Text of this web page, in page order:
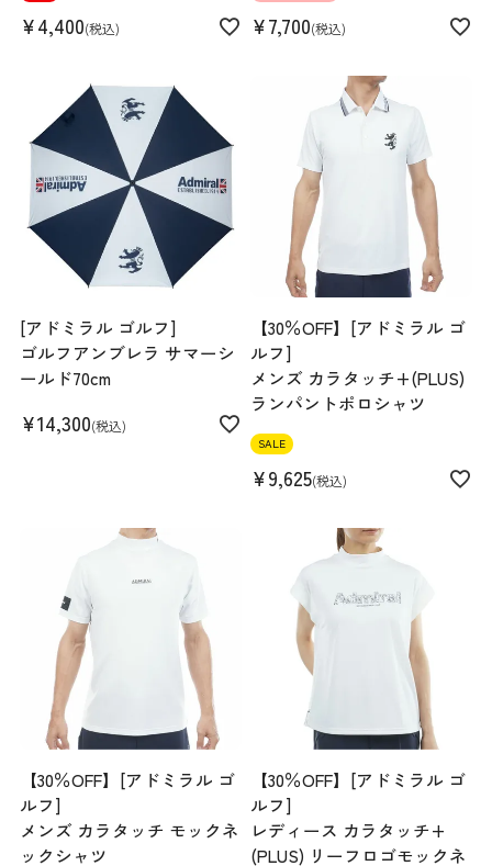
¥4,400 税込 ¥7,700 税込
[アドミラル ゴルフ]
ゴルフアンブレラ サマーシ
ールド70cm
¥14,300 税込
【30％OFF】[アドミラル ゴ
ルフ]
メンズ カラタッチ+(PLUS)
ランパントポロシャツ
SALE
¥9,625 税込
【30％OFF】[アドミラル ゴ
ルフ]
メンズ カラタッチ モックネ
ックシャツ
【30％OFF】[アドミラル ゴ
ルフ]
レディース カラタッチ+
(PLUS) リーフロゴモックネ